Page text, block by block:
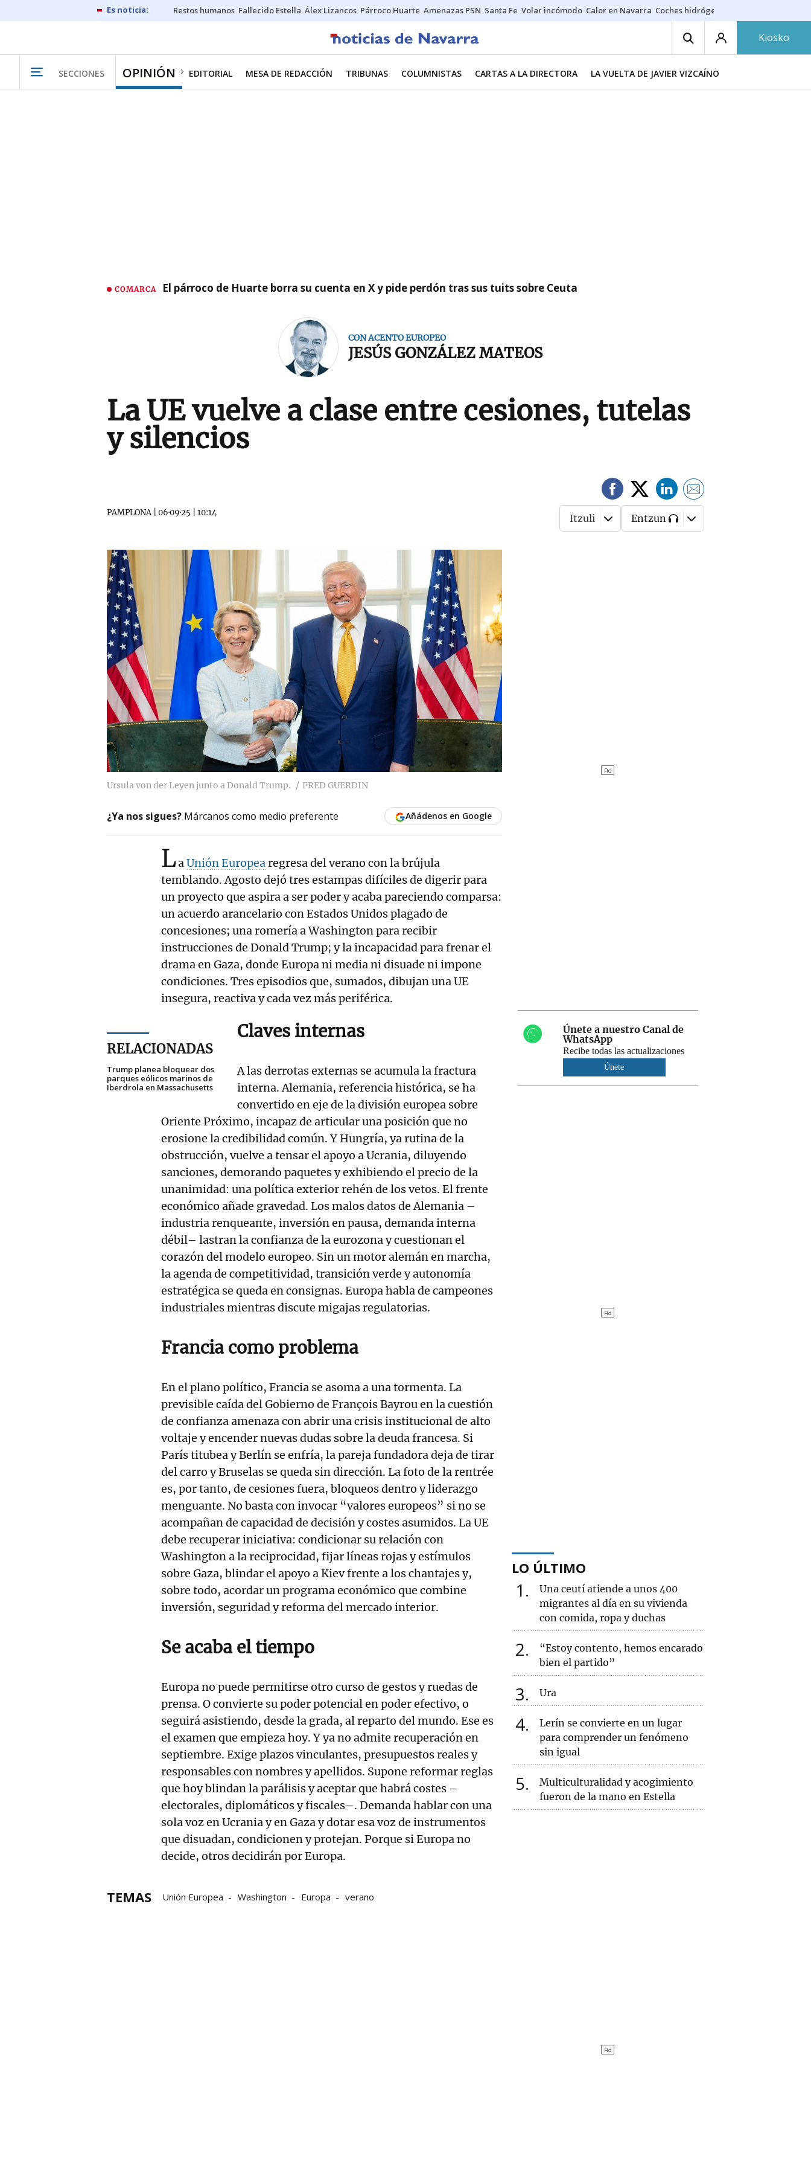
Restos humanos Fallecido Estella Álex Lizancos Párroco Huarte Amenazas PSN Santa Fe Volar incómodo Calor en Navarra Coches hidrógeno
Kiosko
SECCIONES OPINIÓN EDITORIAL MESA DE REDACCIÓN TRIBUNAS COLUMNISTAS CARTAS A LA DIRECTORA LA VUELTA DE JAVIER VIZCAÍNO
COMARCA El párroco de Huarte borra su cuenta en X y pide perdón tras sus tuits sobre Ceuta
CON ACENTO EUROPEO
JESÚS GONZÁLEZ MATEOS
La UE vuelve a clase entre cesiones, tutelas
y silencios
PAMPLONA| 06·09·25 10:14 Itzuli Entzun
Ursula von der Leyen junto a Donald Trump. FRED GUERDIN
¿Ya nos sigues? Márcanos como medio preferente Añádenos en Google
LaUnión Europearegresa del verano con la brújula
temblando. Agosto dejó tres estampas difíciles de digerir para
un proyecto que aspira a ser poder y acaba pareciendo comparsa:
un acuerdo arancelario con Estados Unidos plagado de
concesiones; una romería a Washington para recibir
instrucciones de Donald Trump; y la incapacidad para frenar el
drama en Gaza, donde Europa ni media ni disuade ni impone
condiciones. Tres episodios que, sumados, dibujan una UE
insegura, reactiva y cada vez más periférica.
RELACIONADAS
Trump planea bloquear dos
parques eólicos marinos de
Iberdrola en Massachusetts
Claves internas
A las derrotas externas se acumula la fractura
interna. Alemania, referencia histórica, se ha
convertido en eje de la división europea sobre
Oriente Próximo, incapaz de articular una posición que no
erosione la credibilidad común. Y Hungría, ya rutina de la
obstrucción, vuelve a tensar el apoyo a Ucrania, diluyendo
sanciones, demorando paquetes y exhibiendo el precio de la
unanimidad: una política exterior rehén de los vetos. El frente
económico añade gravedad. Los malos datos de Alemania –
industria renqueante, inversión en pausa, demanda interna
débil– lastran la confianza de la eurozona y cuestionan el
corazón del modelo europeo. Sin un motor alemán en marcha,
la agenda de competitividad, transición verde y autonomía
estratégica se queda en consignas. Europa habla de campeones
industriales mientras discute migajas regulatorias.
Francia como problema
En el plano político, Francia se asoma a una tormenta. La
previsible caída del Gobierno de François Bayrou en la cuestión
de confianza amenaza con abrir una crisis institucional de alto
voltaje y encender nuevas dudas sobre la deuda francesa. Si
París titubea y Berlín se enfría, la pareja fundadora deja de tirar
del carro y Bruselas se queda sin dirección. La foto de la rentrée
es, por tanto, de cesiones fuera, bloqueos dentro y liderazgo
menguante. No basta con invocar “valores europeos” si no se
acompañan de capacidad de decisión y costes asumidos. La UE
debe recuperar iniciativa: condicionar su relación con
Washington a la reciprocidad, fijar líneas rojas y estímulos
sobre Gaza, blindar el apoyo a Kiev frente a los chantajes y,
sobre todo, acordar un programa económico que combine
inversión, seguridad y reforma del mercado interior.
Se acaba el tiempo
Europa no puede permitirse otro curso de gestos y ruedas de
prensa. O convierte su poder potencial en poder efectivo, o
seguirá asistiendo, desde la grada, al reparto del mundo. Ese es
el examen que empieza hoy. Y ya no admite recuperación en
septiembre. Exige plazos vinculantes, presupuestos reales y
responsables con nombres y apellidos. Supone reformar reglas
que hoy blindan la parálisis y aceptar que habrá costes –
electorales, diplomáticos y fiscales–. Demanda hablar con una
sola voz en Ucrania y en Gaza y dotar esa voz de instrumentos
que disuadan, condicionen y protejan. Porque si Europa no
decide, otros decidirán por Europa.
TEMAS Unión Europea Washington Europa verano
Únete a nuestro Canal de
WhatsApp
Recibe todas las actualizaciones
Únete
LO ÚLTIMO
1
Una ceutí atiende a unos 400
migrantes al día en su vivienda
con comida, ropa y duchas
2
“Estoy contento, hemos encarado
bien el partido”
3 Ura
4
Lerín se convierte en un lugar
para comprender un fenómeno
sin igual
5
Multiculturalidad y acogimiento
fueron de la mano en Estella